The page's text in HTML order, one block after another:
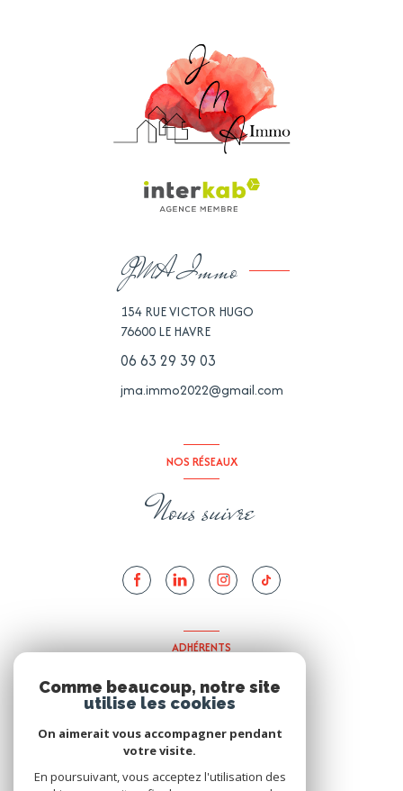
JMA Immo
154 RUE VICTOR HUGO
76600LE HAVRE
06 63 29 39 03
jma.immo2022@gmail.com
NOS RÉSEAUX
Nous suivre
ADHÉRENTS
Nous adhérons
Comme beaucoup, notre site
utilise les cookies
On aimerait vous accompagner pendant
votre visite.
En poursuivant, vous acceptez l'utilisation des